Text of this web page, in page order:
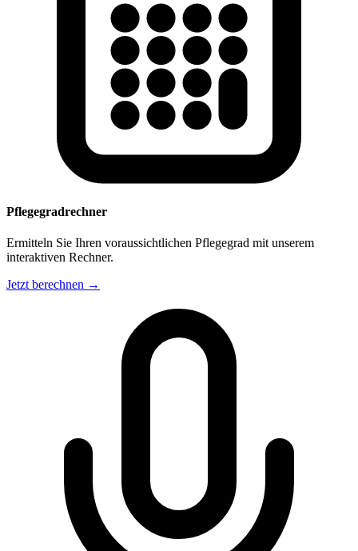
Pflegegradrechner
Ermitteln Sie Ihren voraussichtlichen Pflegegrad mit unserem
interaktiven Rechner.
Jetzt berechnen →